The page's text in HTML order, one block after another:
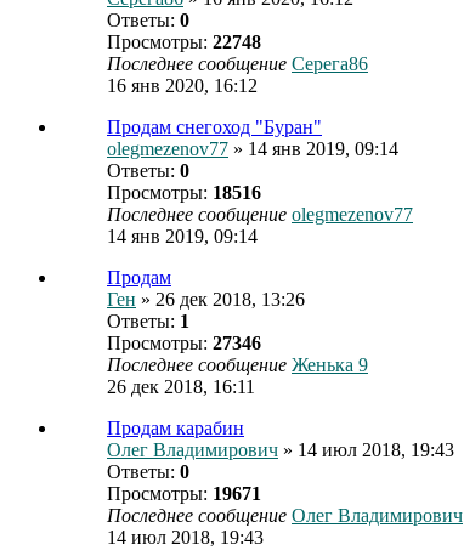
Ответы: 0
Просмотры: 22748
Последнее сообщение Серега86
16 янв 2020, 16:12
Продам снегоход "Буран"
olegmezenov77 » 14 янв 2019, 09:14
Ответы: 0
Просмотры: 18516
Последнее сообщение olegmezenov77
14 янв 2019, 09:14
Продам
Ген » 26 дек 2018, 13:26
Ответы: 1
Просмотры: 27346
Последнее сообщение Женька 9
26 дек 2018, 16:11
Продам карабин
Олег Владимирович » 14 июл 2018, 19:43
Ответы: 0
Просмотры: 19671
Последнее сообщение Олег Владимирович
14 июл 2018, 19:43